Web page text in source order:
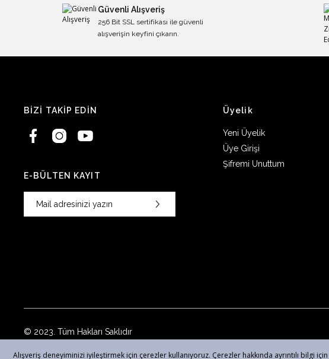
Alışveriş deneyiminizi iyileştirmek için çerezler kullanıyoruz. Çerezler hakkında ayrıntılı bilgi için
Güvenli Alışveriş
256 Bit SSL sertifikası ile güvenli
alışverişin keyfini çıkarın.
BİZİ TAKİP EDİN
E-BÜLTEN KAYIT
Üyelik
Yeni Üyelik
Üye Girişi
Şifremi Unuttum
© 2023. Tüm Hakları Saklıdır